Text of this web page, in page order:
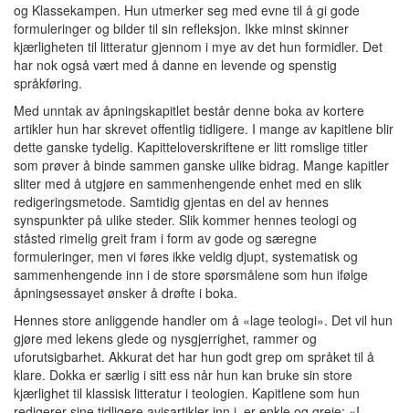
og Klassekampen. Hun utmerker seg med evne til å gi gode
formuleringer og bilder til sin refleksjon. Ikke minst skinner
kjærligheten til litteratur gjennom i mye av det hun formidler. Det
har nok også vært med å danne en levende og spenstig
språkføring.
Med unntak av åpningskapitlet består denne boka av kortere
artikler hun har skrevet offentlig tidligere. I mange av kapitlene blir
dette ganske tydelig. Kapitteloverskriftene er litt romslige titler
som prøver å binde sammen ganske ulike bidrag. Mange kapitler
sliter med å utgjøre en sammenhengende enhet med en slik
redigeringsmetode. Samtidig gjentas en del av hennes
synspunkter på ulike steder. Slik kommer hennes teologi og
ståsted rimelig greit fram i form av gode og særegne
formuleringer, men vi føres ikke veldig djupt, systematisk og
sammenhengende inn i de store spørsmålene som hun ifølge
åpningsessayet ønsker å drøfte i boka.
Hennes store anliggende handler om å «lage teologi». Det vil hun
gjøre med lekens glede og nysgjerrighet, rammer og
uforutsigbarhet. Akkurat det har hun godt grep om språket til å
klare. Dokka er særlig i sitt ess når hun kan bruke sin store
kjærlighet til klassisk litteratur i teologien. Kapitlene som hun